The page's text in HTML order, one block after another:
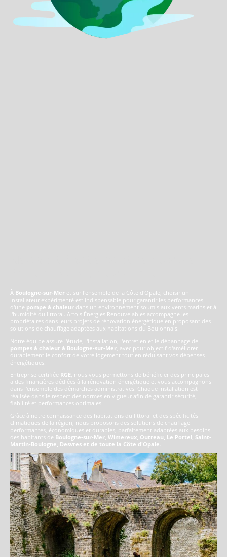
À Boulogne-sur-Mer et sur l'ensemble de la Côte d'Opale, choisir un
installateur expérimenté est indispensable pour garantir les performances
d'une pompe à chaleur dans un environnement soumis aux vents marins et à
l'humidité du littoral. Artois Énergies Renouvelables accompagne les
propriétaires dans leurs projets de rénovation énergétique en proposant des
solutions de chauffage adaptées aux habitations du Boulonnais.
Notre équipe assure l'étude, l'installation, l'entretien et le dépannage de
pompes à chaleur à Boulogne-sur-Mer , avec pour objectif d'améliorer
durablement le confort de votre logement tout en réduisant vos dépenses
énergétiques.
Entreprise certifiée RGE, nous vous permettons de bénéficier des principales
aides financières dédiées à la rénovation énergétique et vous accompagnons
dans l'ensemble des démarches administratives. Chaque installation est
réalisée dans le respect des normes en vigueur afin de garantir sécurité,
fiabilité et performances optimales.
Grâce à notre connaissance des habitations du littoral et des spécificités
climatiques de la région, nous proposons des solutions de chauffage
performantes, économiques et durables, parfaitement adaptées aux besoins
des habitants de Boulogne-sur-Mer, Wimereux, Outreau, Le Portel, Saint-
Martin-Boulogne, Desvres et de toute la Côte d'Opale.